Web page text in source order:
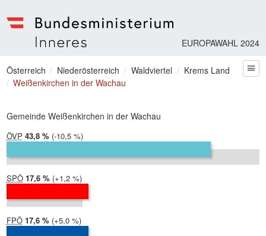
EUROPAWAHL 2024
Sie befinden sich hier
Österreich Niederösterreich Waldviertel
Krems Land
Weißenkirchen in der Wachau
Gemeinde Weißenkirchen in der Wachau
ÖVP 2024:
43,8 %
2019:
54,3 %
Differenz:
-10,5 %
SPÖ 2024:
17,6 %
2019:
16,4 %
Differenz:
+1,2 %
FPÖ 2024:
17,6 %
2019:
12,6 %
Differenz:
+5,0 %